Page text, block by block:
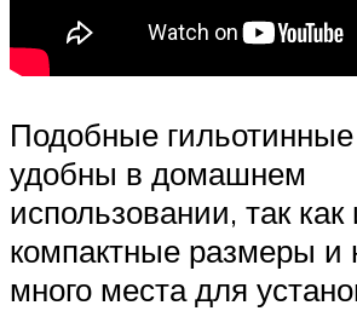
Подобные
удобны в домашнем
использовании, так
компактные размеры и
много места для